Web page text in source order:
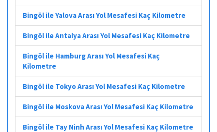
Bingöl ile Yalova Arası Yol Mesafesi Kaç Kilometre
Bingöl ile Antalya Arası Yol Mesafesi Kaç Kilometre
Bingöl ile Hamburg Arası Yol Mesafesi Kaç
Kilometre
Bingöl ile Tokyo Arası Yol Mesafesi Kaç Kilometre
Bingöl ile Moskova Arası Yol Mesafesi Kaç Kilometre
Bingöl ile Tay Ninh Arası Yol Mesafesi Kaç Kilometre